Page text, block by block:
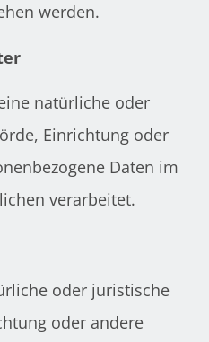
werden.
natürliche oder
Einrichtung oder
Daten im
verarbeitet.
oder juristische
oder andere